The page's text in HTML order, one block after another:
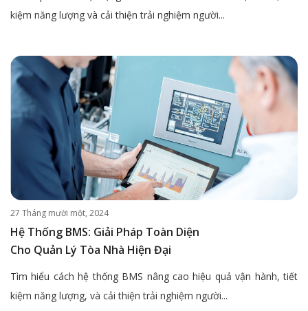
kiệm năng lượng và cải thiện trải nghiệm người...
27 Tháng mười một, 2024
Hệ Thống BMS: Giải Pháp Toàn Diện
Cho Quản Lý Tòa Nhà Hiện Đại
Tìm hiểu cách hệ thống BMS nâng cao hiệu quả vận hành, tiết
kiệm năng lượng, và cải thiện trải nghiệm người...